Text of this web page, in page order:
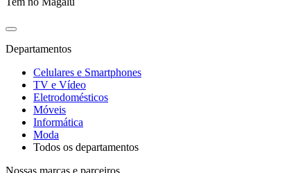
Departamentos
Celulares e Smartphones
TV e Vídeo
Eletrodomésticos
Móveis
Informática
Moda
Todos os departamentos
Nossas marcas e parceiros